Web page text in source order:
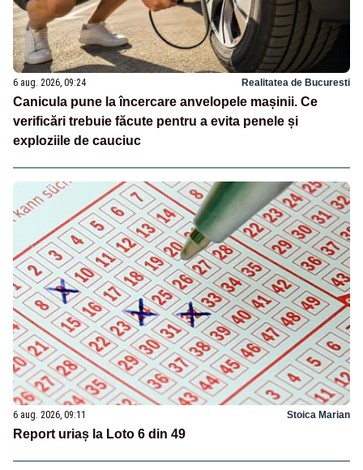
6 aug. 2026, 09:24 Realitatea de Bucuresti
Canicula pune la încercare anvelopele mașinii. Ce
verificări trebuie făcute pentru a evita penele și
exploziile de cauciuc
6 aug. 2026, 09:11 Stoica Marian
Report uriaș la Loto 6 din 49